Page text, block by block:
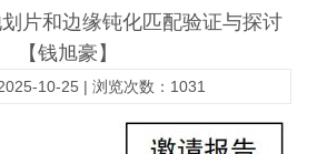
片和边缘钝化匹配验证与探讨
【钱旭豪】
10-25 | 浏览次数：1031